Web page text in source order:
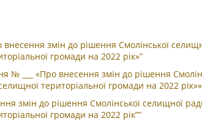
змін до рішення Смолінської
громади на 2022 рік»”
№ ___ «Про внесення змін до рішення
територіальної громади на 2022 рік»»
змін до рішення Смолінської селищної
громади на 2022 рік””